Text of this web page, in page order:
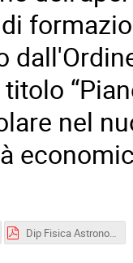
nel
Dip Fisica Astronomia.pdf